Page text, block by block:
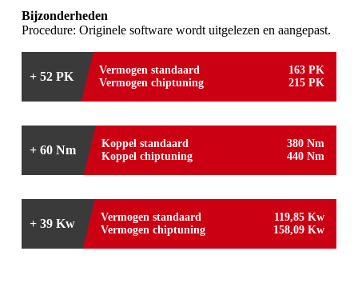
Bijzonderheden
Procedure: Originele software wordt uitgelezen en aangepast.
+ 52 PK Vermogen standaard
163 PK
Vermogen chiptuning
215 PK
+ 60 Nm Koppel standaard
380 Nm
Koppel chiptuning
440 Nm
+ 39 Kw Vermogen standaard
119,85 Kw
Vermogen chiptuning
158,09 Kw